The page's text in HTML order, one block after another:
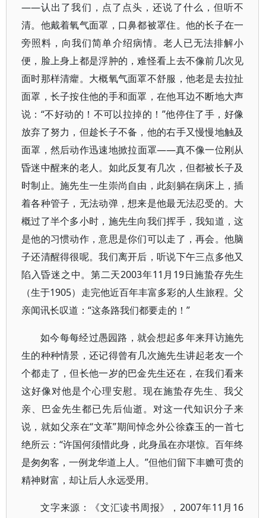
——认出了我们，点了点头，还说了什么，但听不
清。他戴着氧气面罩，口鼻都被罩住。他的长子在一
旁照料，向我们简单介绍病情。老人已无法排解小
便，脸上身上都是浮肿的，难怪看上去不像前几次见
面时那样清癯。大概氧气面罩不舒服，他老是去拉扯
面罩，长子按住他的手和面罩，在他耳边不断地大声
说：“不好动的！不可以拉掉的！”他停住了手，好像
放弃了努力，但趁长子不备，他的右手又慢慢地触及
面罩，然后动作迅速地掀拉面罩——真不像一位刚从
昏迷中醒来的老人。如此反复有几次，但都被长子及
时制止。施先生一生崇尚自由，此刻躺在病床上，插
着各种管子，无法动弹，想来是他最无法忍受的。大
概过了半个多小时，施先生向我们挥手，我知道，这
是他的习惯动作，意思是你们可以走了，再会。他脑
子还清醒得很呢。我们离开后，听说下午三点多他又
陷入昏迷之中。第二天2003年11月19日施蛰存先生
（生于1905）走完他近百年丰富多彩的人生旅程。父
亲闻讯长叹道：“这条路我们都要走的！”
如今每每经过愚园路，就会想起多年来拜访施先
生的种种情景，还记得曾有几次施先生讲起老友一个
个都走了，但长他一岁的巴金先生还在，在我们看来
这好像对他是个心理安慰。现在施蛰存先生、我父
亲、巴金先生都已先后仙逝。对这一代知识分子来
说，就如父亲在“文革”期间悼念外公徐森玉的一首七
绝所云：“许国何须惜此身，此身虽在亦堪惊。百年终
是匆匆客，一例龙华道上人。”但他们留下丰赡可贵的
精神财富，却让后人永远受用。
文字来源：《文汇读书周报》，2007年11月16